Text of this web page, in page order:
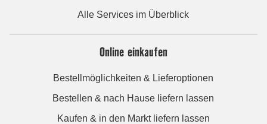
Alle Services im Überblick
Online einkaufen
Bestellmöglichkeiten & Lieferoptionen
Bestellen & nach Hause liefern lassen
Kaufen & in den Markt liefern lassen